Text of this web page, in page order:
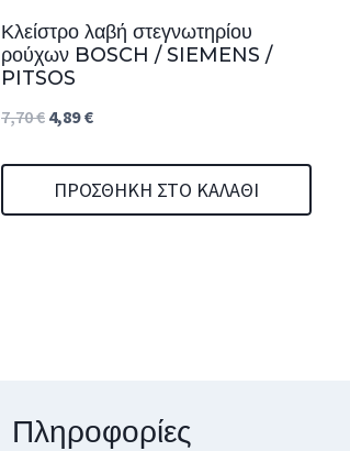
Κλείστρο λαβή στεγνωτηρίου
ρούχων BOSCH / SIEMENS /
PITSOS
7,70€ Original
was:
7,70 €.
4,89€Η
τιμή
είναι:
ΠΡΟΣΘΉΚΗ ΣΤΟ ΚΑΛΆΘΙ
Πληροφορίες